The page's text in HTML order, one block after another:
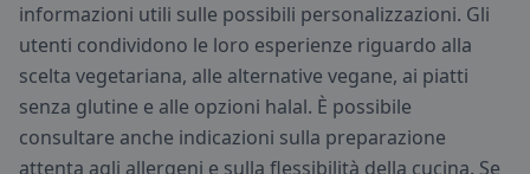
informazioni utili sulle possibili personalizzazioni. Gli
utenti condividono le loro esperienze riguardo alla
scelta vegetariana, alle alternative vegane, ai piatti
senza glutine e alle opzioni halal. È possibile
consultare anche indicazioni sulla preparazione
attenta agli allergeni e sulla flessibilità della cucina. Se